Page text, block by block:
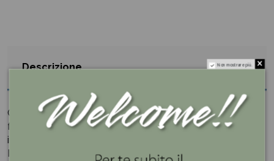
Descrizione
Ciotolina decorativa realizzata in porcellana bianca a
forma di cuore, con grande cura nei dettagli e
impreziosita da delicate roselline in rilievo.
Il design romantico ed elegante la rende ideale come
Non mostrare più.